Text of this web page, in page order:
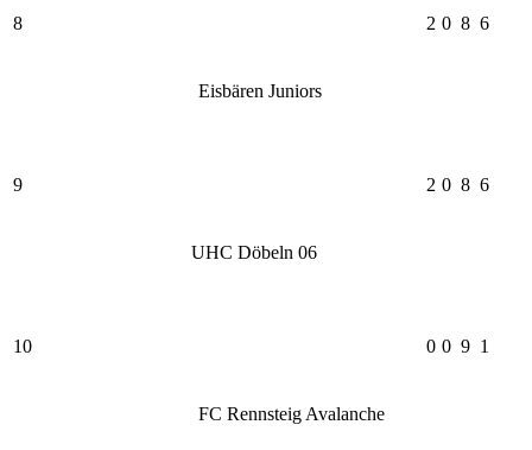
8
Eisbären Juniors
2 0 8 6
9
UHC Döbeln 06
2 0 8 6
10
FC Rennsteig Avalanche
0 0 9 1